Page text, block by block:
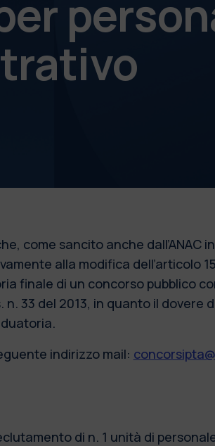
come sancito anche dall’ANAC
alla modifica dell’articolo
finale di un concorso pubblico
33 del 2013, in quanto il
indirizzo mail:
di n. 1 unità di